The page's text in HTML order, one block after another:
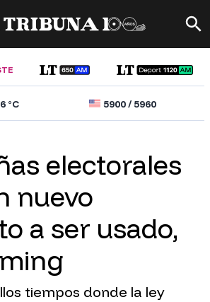
°C 5900/5960
electorales
nuevo
a ser usado,
tiempos donde la ley